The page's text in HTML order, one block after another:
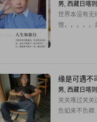
男, 西藏日喀
世界本没有无
恨，，，，，
缘是可遇不
男, 西藏日喀
关关难过关关
负如来不负